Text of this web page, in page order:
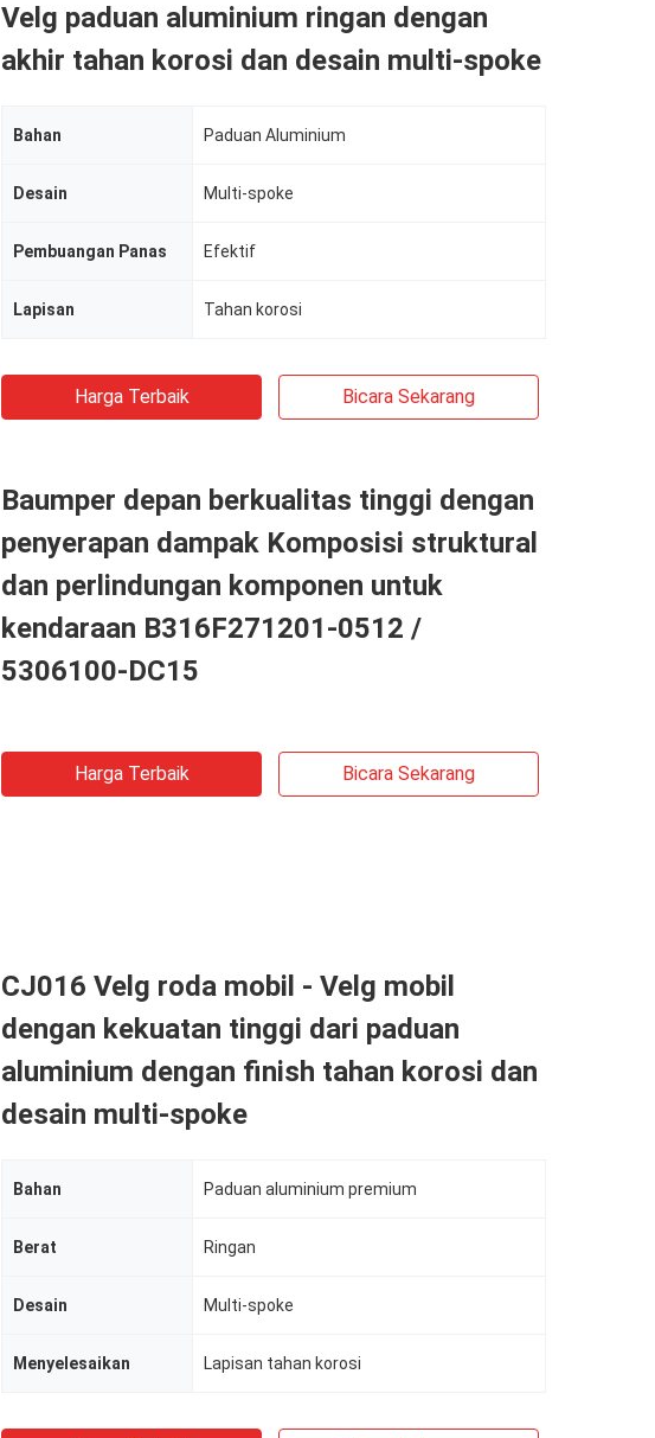
Velg paduan aluminium ringan dengan
akhir tahan korosi dan desain multi-spoke
Bahan Paduan Aluminium
Desain Multi-spoke
Pembuangan Panas Efektif
Lapisan Tahan korosi
Harga Terbaik Bicara Sekarang
Baumper depan berkualitas tinggi dengan
penyerapan dampak Komposisi struktural
dan perlindungan komponen untuk
kendaraan B316F271201-0512 /
5306100-DC15
Harga Terbaik Bicara Sekarang
CJ016 Velg roda mobil - Velg mobil
dengan kekuatan tinggi dari paduan
aluminium dengan finish tahan korosi dan
desain multi-spoke
Bahan Paduan aluminium premium
Berat Ringan
Desain Multi-spoke
Menyelesaikan Lapisan tahan korosi